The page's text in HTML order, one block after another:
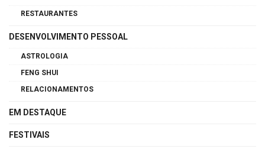
RESTAURANTES
DESENVOLVIMENTO PESSOAL
ASTROLOGIA
FENG SHUI
RELACIONAMENTOS
EM DESTAQUE
FESTIVAIS